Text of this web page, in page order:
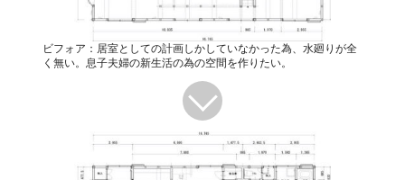
ビフォア：居室としての計画しかしていなかった為、水廻りが全
く無い。息子夫婦の新生活の為の空間を作りたい。